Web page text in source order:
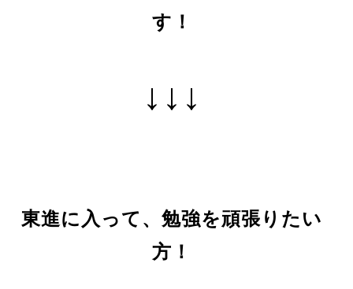
す！
↓↓↓
東進に入って、勉強を頑張りたい
方！